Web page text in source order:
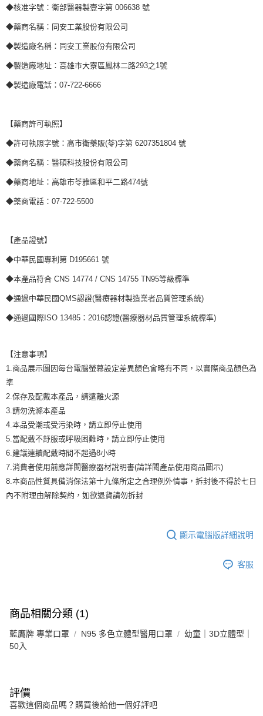
◆核准字號：衛部醫器製壹字第 006638 號
◆藥商名稱：同安工業股份有限公司
◆製造廠名稱：同安工業股份有限公司
◆製造廠地址：高雄市大寮區鳳林二路293之1號
◆製造廠電話：07-722-6666
【藥商許可執照】
◆許可執照字號：高市衛藥販(苓)字第 6207351804 號
◆藥商名稱：醫碩科技股份有限公司
◆藥商地址：高雄市苓雅區和平二路474號
◆藥商電話：07-722-5500
【產品證號】
◆中華民國專利第 D195661 號
◆本產品符合 CNS 14774 / CNS 14755 TN95等級標準
◆通過中華民國QMS認證(醫療器材製造業者品質管理系統)
◆通過國際ISO 13485：2016認證(醫療器材品質管理系統標準)
【注意事項】
1.商品展示圖因每台電腦螢幕設定差異顏色會略有不同，以實際商品顏色為
準
2.保存及配戴本產品，請遠離火源
3.請勿洗滌本產品
4.本品受潮或受污染時，請立即停止使用
5.當配戴不舒服或呼吸困難時，請立即停止使用
6.建議連續配戴時間不超過8小時
7.消費者使用前應詳閱醫療器材說明書(請詳閱產品使用商品圖示)
8.本商品性質具備消保法第十九條所定之合理例外情事，拆封後不得於七日
內不附理由解除契約，如欲退貨請勿拆封
顯示電腦版詳細說明
客服
商品相關分類 (1)
藍鷹牌 專業口罩 N95 多色立體型醫用口罩
幼童｜3D立體型｜
50入
評價
喜歡這個商品嗎？購買後給他一個好評吧